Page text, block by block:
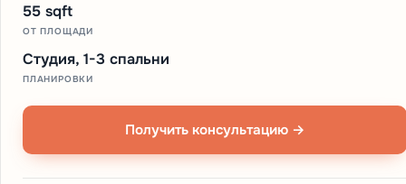
55 sqft
ОТ ПЛОЩАДИ
Студия, 1-3 спальни
ПЛАНИРОВКИ
Получить консультацию →